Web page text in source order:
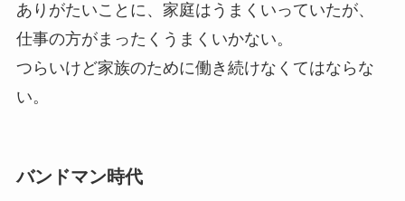
ありがたいことに、家庭はうまくいっていたが、
仕事の方がまったくうまくいかない。
つらいけど家族のために働き続けなくてはならな
い。
バンドマン時代